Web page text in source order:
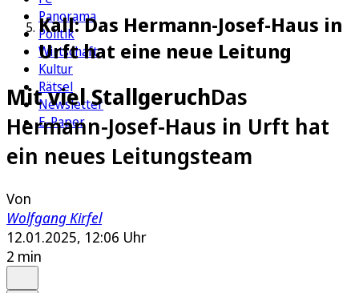
Panorama
Politik
Wirtschaft
Kultur
Rätsel
Newsletter
E-Paper
Kall: Das Hermann-Josef-Haus in
Urft hat eine neue Leitung
Mit viel StallgeruchDas
Hermann-Josef-Haus in Urft hat
ein neues Leitungsteam
Von
Wolfgang Kirfel
12.01.2025, 12:06 Uhr
2 min